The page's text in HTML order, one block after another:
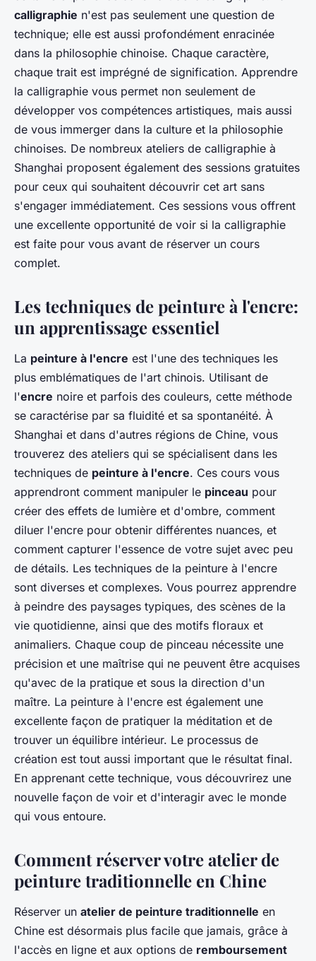
calligraphie n'est pas seulement une question de
technique; elle est aussi profondément enracinée
dans la philosophie chinoise. Chaque caractère,
chaque trait est imprégné de signification. Apprendre
la calligraphie vous permet non seulement de
développer vos compétences artistiques, mais aussi
de vous immerger dans la culture et la philosophie
chinoises. De nombreux ateliers de calligraphie à
Shanghai proposent également des sessions gratuites
pour ceux qui souhaitent découvrir cet art sans
s'engager immédiatement. Ces sessions vous offrent
une excellente opportunité de voir si la calligraphie
est faite pour vous avant de réserver un cours
complet.
Les techniques de peinture à l'encre:
un apprentissage essentiel
La peinture à l'encre est l'une des techniques les
plus emblématiques de l'art chinois. Utilisant de
l'encre noire et parfois des couleurs, cette méthode
se caractérise par sa fluidité et sa spontanéité. À
Shanghai et dans d'autres régions de Chine, vous
trouverez des ateliers qui se spécialisent dans les
techniques de peinture à l'encre. Ces cours vous
apprendront comment manipuler le pinceau pour
créer des effets de lumière et d'ombre, comment
diluer l'encre pour obtenir différentes nuances, et
comment capturer l'essence de votre sujet avec peu
de détails. Les techniques de la peinture à l'encre
sont diverses et complexes. Vous pourrez apprendre
à peindre des paysages typiques, des scènes de la
vie quotidienne, ainsi que des motifs floraux et
animaliers. Chaque coup de pinceau nécessite une
précision et une maîtrise qui ne peuvent être acquises
qu'avec de la pratique et sous la direction d'un
maître. La peinture à l'encre est également une
excellente façon de pratiquer la méditation et de
trouver un équilibre intérieur. Le processus de
création est tout aussi important que le résultat final.
En apprenant cette technique, vous découvrirez une
nouvelle façon de voir et d'interagir avec le monde
qui vous entoure.
Comment réserver votre atelier de
peinture traditionnelle en Chine
Réserver un atelier de peinture traditionnelle en
Chine est désormais plus facile que jamais, grâce à
l'accès en ligne et aux options de remboursement